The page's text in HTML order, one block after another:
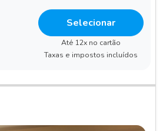
Selecionar
Até 12x no cartão
Taxas e impostos incluídos